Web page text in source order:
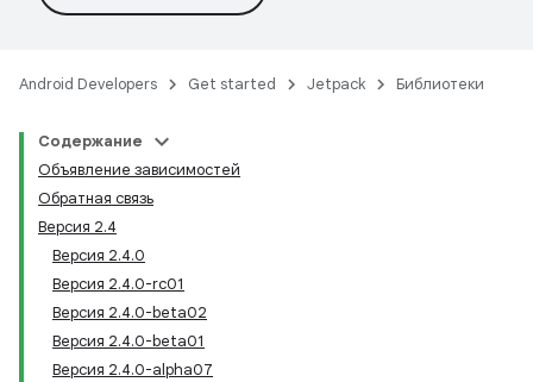
Android Developers Get started Jetpack Библиотеки
Содержание
Объявление зависимостей
Обратная связь
Версия 2.4
Версия 2.4.0
Версия 2.4.0-rc01
Версия 2.4.0-beta02
Версия 2.4.0-beta01
Версия 2.4.0-alpha07